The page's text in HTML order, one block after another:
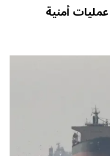
خلال عمليات أمنية